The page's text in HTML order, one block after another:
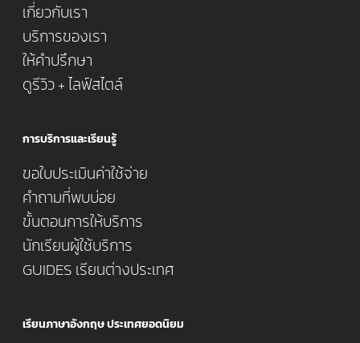
เกี่ยวกับเรา
บริการของเรา
ให้คำปรึกษา
ดูรีวิว + ไลฟ์สไตล์
การบริการและเรียนรู้
ขอใบประเมินค่าใช้จ่าย
คำถามที่พบบ่อย
ขั้นตอนการให้บริการ
นักเรียนผู้ใช้บริการ
GUIDES เรียนต่างประเทศ
เรียนภาษาอังกฤษ ประเทศยอดนิยม